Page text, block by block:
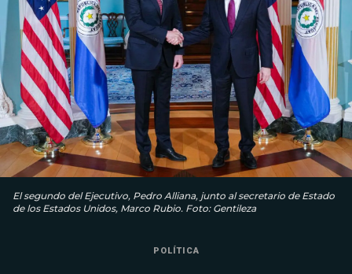
El segundo del Ejecutivo, Pedro Alliana, junto al secretario de Estado
de los Estados Unidos, Marco Rubio. Foto: Gentileza
POLÍTICA